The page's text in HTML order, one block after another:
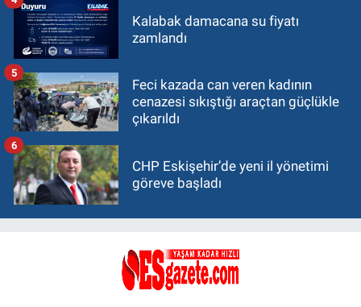
Kalabak damacana su fiyatı
zamlandı
Feci kazada can veren kadının
cenazesi sıkıştığı araçtan güçlükle
çıkarıldı
5
CHP Eskişehir’de yeni il yönetimi
göreve başladı
6